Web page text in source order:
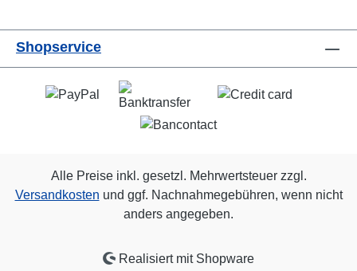
Shopservice
Alle Preise inkl. gesetzl. Mehrwertsteuer zzgl.
Versandkosten und ggf. Nachnahmegebühren, wenn nicht
anders angegeben.
Realisiert mit Shopware